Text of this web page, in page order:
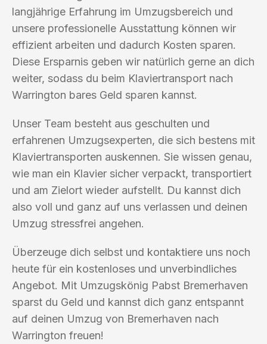
langjährige Erfahrung im Umzugsbereich und
unsere professionelle Ausstattung können wir
effizient arbeiten und dadurch Kosten sparen.
Diese Ersparnis geben wir natürlich gerne an dich
weiter, sodass du beim Klaviertransport nach
Warrington bares Geld sparen kannst.
Unser Team besteht aus geschulten und
erfahrenen Umzugsexperten, die sich bestens mit
Klaviertransporten auskennen. Sie wissen genau,
wie man ein Klavier sicher verpackt, transportiert
und am Zielort wieder aufstellt. Du kannst dich
also voll und ganz auf uns verlassen und deinen
Umzug stressfrei angehen.
Überzeuge dich selbst und kontaktiere uns noch
heute für ein kostenloses und unverbindliches
Angebot. Mit Umzugskönig Pabst Bremerhaven
sparst du Geld und kannst dich ganz entspannt
auf deinen Umzug von Bremerhaven nach
Warrington freuen!